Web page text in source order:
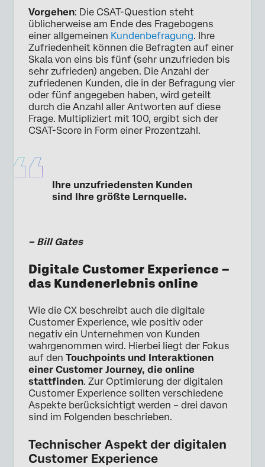
Vorgehen: Die CSAT-Question steht
üblicherweise am Ende des Fragebogens
einer allgemeinen Kundenbefragung. Ihre
Zufriedenheit können die Befragten auf einer
Skala von eins bis fünf (sehr unzufrieden bis
sehr zufrieden) angeben. Die Anzahl der
zufriedenen Kunden, die in der Befragung vier
oder fünf angegeben haben, wird geteilt
durch die Anzahl aller Antworten auf diese
Frage. Multipliziert mit 100, ergibt sich der
CSAT-Score in Form einer Prozentzahl.
Ihre unzufriedensten Kunden
sind Ihre größte Lernquelle.
– Bill Gates
Digitale Customer Experience –
das Kundenerlebnis online
Wie die CX beschreibt auch die digitale
Customer Experience, wie positiv oder
negativ ein Unternehmen von Kunden
wahrgenommen wird. Hierbei liegt der Fokus
auf den Touchpoints und Interaktionen
einer Customer Journey, die online
stattfinden. Zur Optimierung der digitalen
Customer Experience sollten verschiedene
Aspekte berücksichtigt werden – drei davon
sind im Folgenden beschrieben.
Technischer Aspekt der digitalen
Customer Experience